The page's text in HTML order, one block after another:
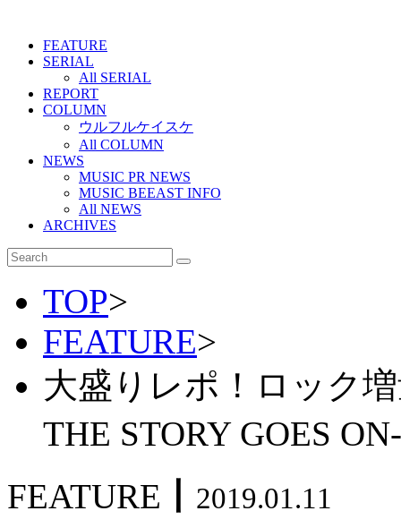
FEATURE
SERIAL
All SERIAL
REPORT
COLUMN
ウルフルケイスケ
All COLUMN
NEWS
MUSIC PR NEWS
MUSIC BEEAST INFO
All NEWS
ARCHIVES
TOP>
FEATURE>
大盛りレポ！ロック
THE STORY GOES
FEATURE
2019.01.11